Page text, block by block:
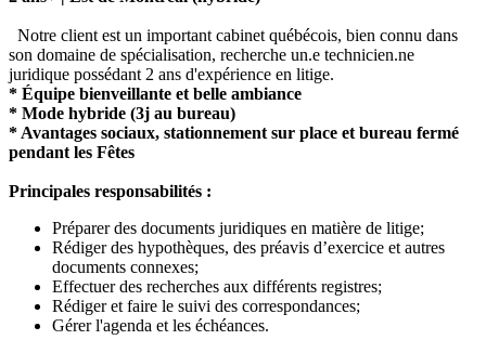
Notre client est un important cabinet québécois, bien connu dans
son domaine de spécialisation, recherche un.e technicien.ne
juridique possédant 2 ans d'expérience en litige.
* Équipe bienveillante et belle ambiance
* Mode hybride (3j au bureau)
* Avantages sociaux, stationnement sur place et bureau fermé
pendant les Fêtes
Principales responsabilités :
Préparer des documents juridiques en matière de litige;
Rédiger des hypothèques, des préavis d’exercice et autres
documents connexes;
Effectuer des recherches aux différents registres;
Rédiger et faire le suivi des correspondances;
Gérer l'agenda et les échéances.